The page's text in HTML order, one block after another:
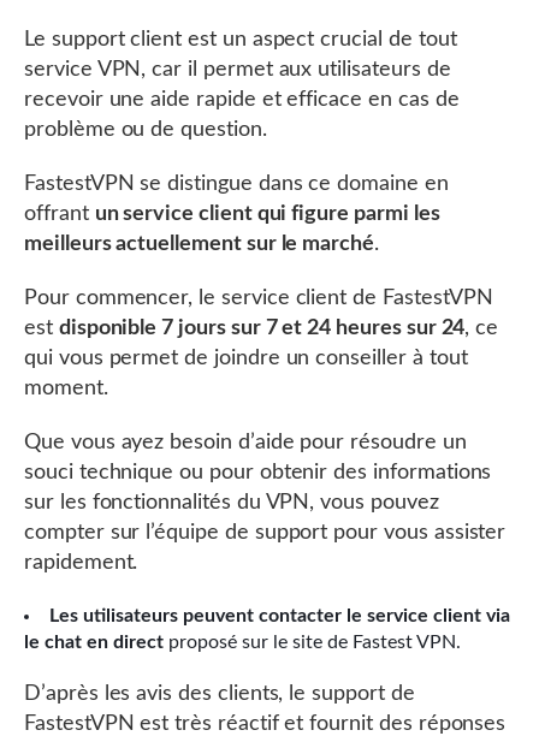
Le support client est un aspect crucial de tout
service VPN, car il permet aux utilisateurs de
recevoir une aide rapide et efficace en cas de
problème ou de question.
FastestVPN se distingue dans ce domaine en
offrant un service client qui figure parmi les
meilleurs actuellement sur le marché.
Pour commencer, le service client de FastestVPN
est disponible 7 jours sur 7 et 24 heures sur 24, ce
qui vous permet de joindre un conseiller à tout
moment.
Que vous ayez besoin d’aide pour résoudre un
souci technique ou pour obtenir des informations
sur les fonctionnalités du VPN, vous pouvez
compter sur l’équipe de support pour vous assister
rapidement.
Les utilisateurs peuvent contacter le service client via
le chat en direct proposé sur le site de Fastest VPN.
D’après les avis des clients, le support de
FastestVPN est très réactif et fournit des réponses